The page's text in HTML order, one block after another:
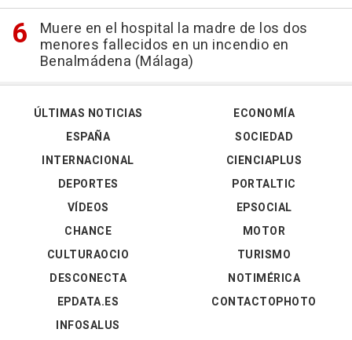
Muere en el hospital la madre de los dos
menores fallecidos en un incendio en
Benalmádena (Málaga)
ÚLTIMAS NOTICIAS
ESPAÑA
INTERNACIONAL
DEPORTES
VÍDEOS
ECONOMÍA
SOCIEDAD
CIENCIAPLUS
PORTALTIC
EPSOCIAL
CHANCE
CULTURAOCIO
DESCONECTA
EPDATA.ES
INFOSALUS
MOTOR
TURISMO
NOTIMÉRICA
CONTACTOPHOTO